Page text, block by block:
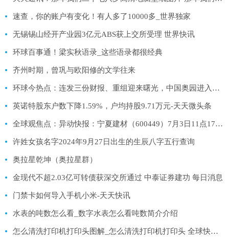
速查，你的账户有变化！有人多了10000多_世界独家
无锡锡山经开产业园3亿元ABS获上交所受理 世界快讯
环球百事通！梁实秋语录_这些语录都很经典
齐州时期，曾巩与欧阳修的文学往来
环球今热点：连发三份财报、重组迎来曙光，中国奥园进入复牌冲刺倒计时
英诺特股东户数下降1.59%，户均持股9.71万元-天天微头条
全球观焦点：异动快报：宁夏建材（600449）7月3日11点17分触及涨停板
许姓女孩名字2024年9月27日出生的生辰八字五行查询
奥拉星乾坤（奥拉星群）
金现代不超2.03亿可转债获深交所通过 中泰证券建功 每日消息
门禁卡如何导入手机小米-天天快讯
水表的吨数怎么看_数字水表怎么看吨数简介介绍
怎么清洗打印机打印头图解_怎么清洗打印机打印头 全球快消息